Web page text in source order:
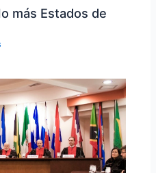
más Estados de